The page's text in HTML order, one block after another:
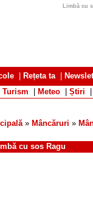
Limbă cu
Rețeta ta|
Turism Meteo Știri
» Mâncăruri »
cu sos Ragu